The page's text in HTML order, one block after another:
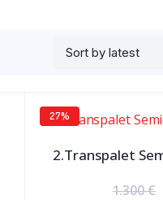
27%
2.Transpalet
1.300€